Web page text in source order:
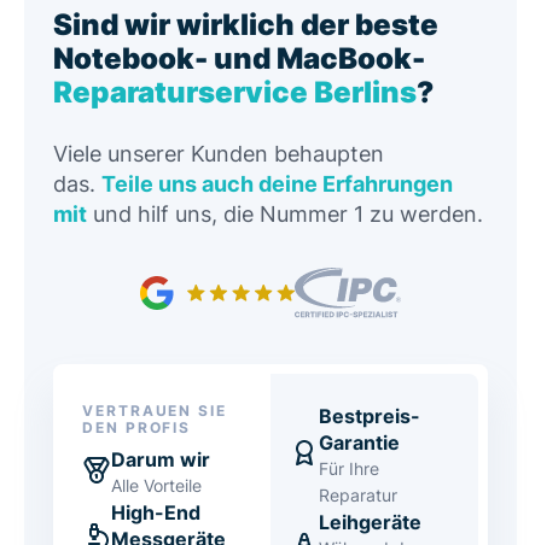
Sind wir wirklich der beste
Notebook- und MacBook-
Reparaturservice Berlins?
Viele unserer Kunden behaupten
das. Teile uns auch deine Erfahrungen
mit und hilf uns, die Nummer 1 zu werden.
VERTRAUEN SIE
DEN PROFIS
Darum wir
Alle Vorteile
High-End
Messgeräte
Bestpreis-
Garantie
Für Ihre
Reparatur
Leihgeräte